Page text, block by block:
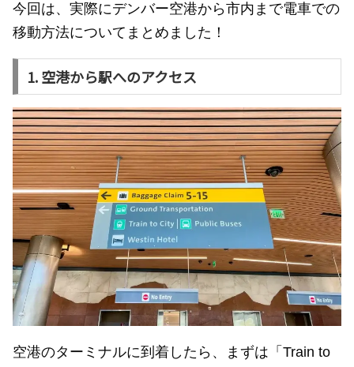
今回は、実際にデンバー空港から市内まで電車での
移動方法についてまとめました！
1. 空港から駅へのアクセス
空港のターミナルに到着したら、まずは「Train to